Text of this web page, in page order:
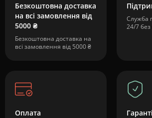
Безкоштовна доставка
на всі замовлення від
5000 ₴
Безкоштовна доставка на
всі замовлення від 5000 ₴
Служба
24/7 без
Оплата